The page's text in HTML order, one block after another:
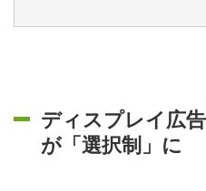
ディスプレイ広
が「選択制」に